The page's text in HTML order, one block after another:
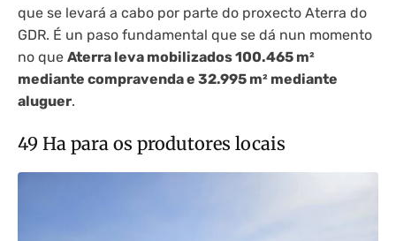
que se levará a cabo por parte do proxecto Aterra do
GDR. É un paso fundamental que se dá nun momento
no que Aterra leva mobilizados 100.465 m²
mediante compravenda e 32.995 m² mediante
aluguer.
49 Ha para os produtores locais